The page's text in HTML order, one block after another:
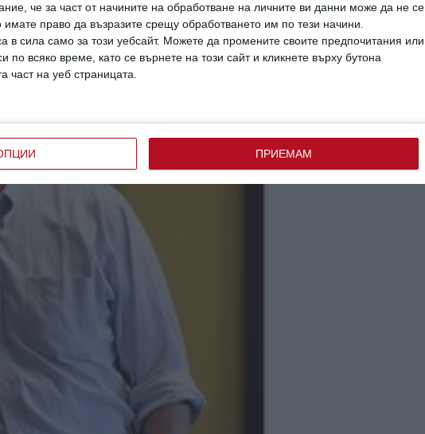
че за част от начините на обработване на личните ви данни може да не се
имате право да възразите срещу обработването им по тези начини.
в сила само за този уебсайт. Можете да промените своите предпочитания или
по всяко време, като се върнете на този сайт и кликнете върху бутона
част на уеб страницата.
ПРИЕМАМ